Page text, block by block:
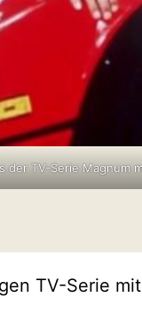
der TV-Serie Magnum
TV-Serie